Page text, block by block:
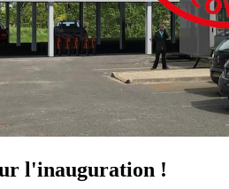
l'inauguration !